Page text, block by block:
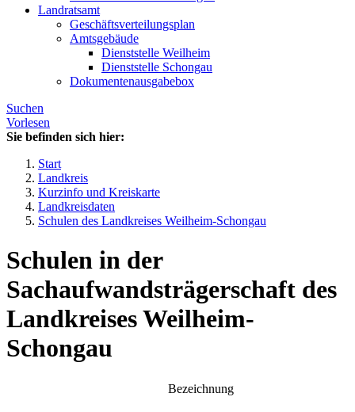
Landratsamt
Geschäftsverteilungsplan
Amtsgebäude
Dienststelle Weilheim
Dienststelle Schongau
Dokumentenausgabebox
Suchen
Vorlesen
Sie befinden sich hier:
Start
Landkreis
Kurzinfo und Kreiskarte
Landkreisdaten
Schulen des Landkreises Weilheim-Schongau
Schulen in der
Sachaufwandsträgerschaft des
Landkreises Weilheim-
Schongau
Bezeichnung